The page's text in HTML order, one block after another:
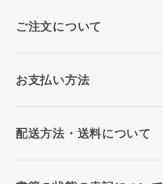
ご注文について
お支払い方法
配送方法・送料について